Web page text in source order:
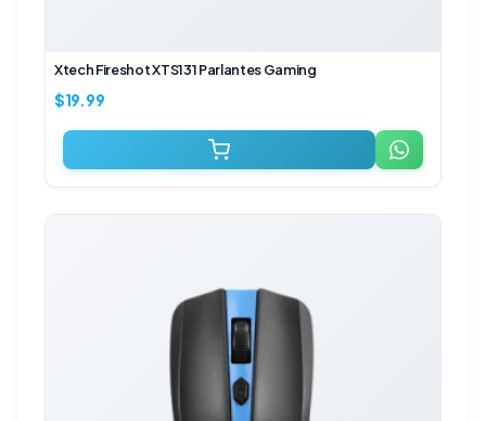
Xtech Fireshot XTS131 Parlantes Gaming
$19.99